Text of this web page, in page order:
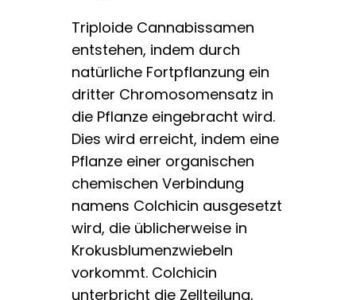
Triploide Cannabissamen
entstehen, indem durch
natürliche Fortpflanzung ein
dritter Chromosomensatz in
die Pflanze eingebracht wird.
Dies wird erreicht, indem eine
Pflanze einer organischen
chemischen Verbindung
namens Colchicin ausgesetzt
wird, die üblicherweise in
Krokusblumenzwiebeln
vorkommt. Colchicin
unterbricht die Zellteilung,